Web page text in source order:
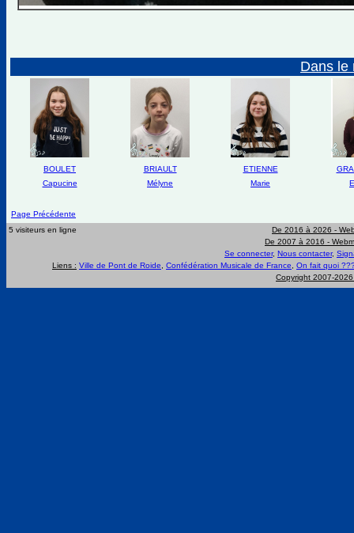
Dans le
BOULET
Capucine
BRIAULT
Mélyne
ETIENNE
Marie
Page Précédente
5 visiteurs en ligne
De 2016 à 2026 -
De 2007 à 2016 -
Se connecter, Nous contacter,
Liens : Ville de Pont de Roide Confédération Musicale de France
On fait quoi
Copyright 2007-